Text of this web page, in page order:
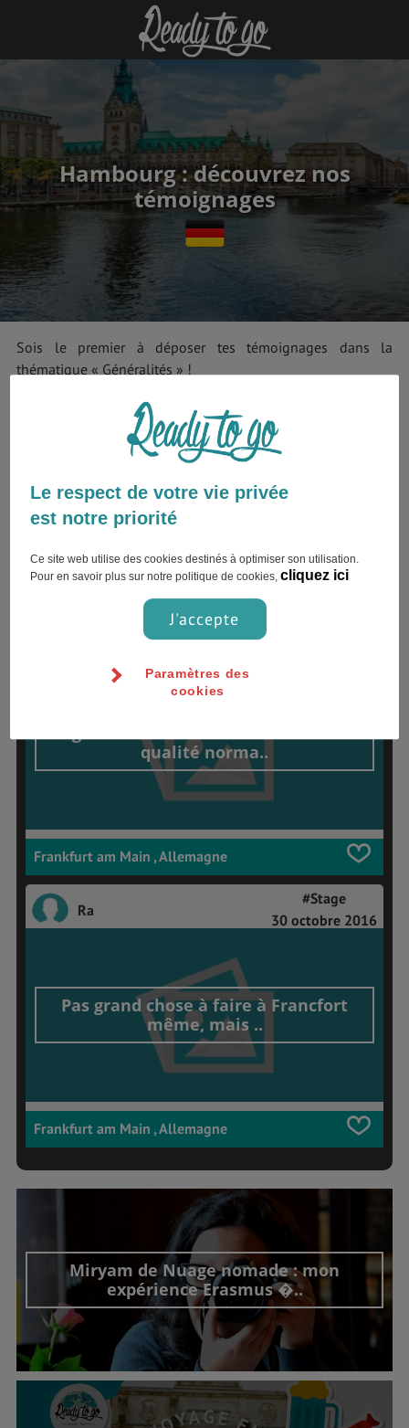
Hambourg : découvrez nos
témoignages
Sois le premier à déposer tes témoignages dans la
thématique « Généralités » !
DÉPOSER UN TÉMOIGNAGE
TÉMOIGNAGES ALLEMAGNE
qualité norma..
Frankfurt am Main , Allemagne
Ra
#Stage
30 octobre 2016
Pas grand chose à faire à Francfort
même, mais ..
Frankfurt am Main , Allemagne
Miryam de Nuage nomade : mon
expérience Erasmus �..
Découvrir cet interview
Le respect de votre vie privée
est notre priorité
Ce site web utilise des cookies destinés à optimiser son utilisation.
Pour en savoir plus sur notre politique de cookies,cliquez ici
J'accepte
Paramètres des
cookies